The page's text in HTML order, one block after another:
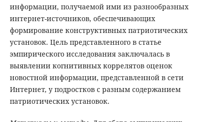
информации, получаемой ими из разнообразных
интернет-источников, обеспечивающих
формирование конструктивных патриотических
установок. Цель представленного в статье
эмпирического исследования заключалась в
выявлении когнитивных коррелятов оценок
новостной информации, представленной в сети
Интернет, у подростков с разным содержанием
патриотических установок.